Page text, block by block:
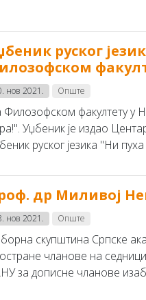
руског
нов 2021. Опште
Филозофском факултету у
Уџбеник је издао
руског језика "Ни
др Миливој
нов 2021. Опште
скупштина Српске
чланове на
за дописне чланове